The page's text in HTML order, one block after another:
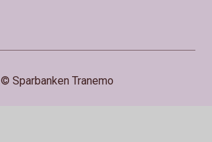
© Sparbanken Tranemo